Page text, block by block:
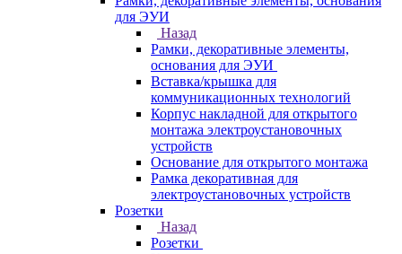
для ЭУИ
Назад
Рамки, декоративные элементы,
основания для ЭУИ
Вставка/крышка для
коммуникационных технологий
Корпус накладной для открытого
монтажа электроустановочных
устройств
Основание для открытого монтажа
Рамка декоративная для
электроустановочных устройств
Розетки
Назад
Розетки